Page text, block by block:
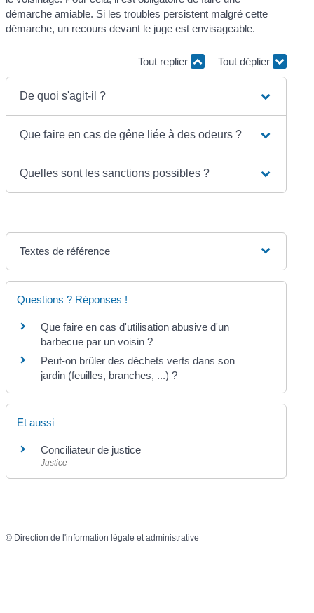
démarche amiable. Si les troubles persistent malgré cette
démarche, un recours devant le juge est envisageable.
Tout replier Tout déplier
De quoi s'agit-il ?
Que faire en cas de gêne liée à des odeurs ?
Quelles sont les sanctions possibles ?
Textes de référence
Questions ? Réponses !
Que faire en cas d'utilisation abusive d'un
barbecue par un voisin ?
Peut-on brûler des déchets verts dans son
jardin (feuilles, branches, ...) ?
Et aussi
Conciliateur de justice
Justice
© Direction de l'information légale et administrative